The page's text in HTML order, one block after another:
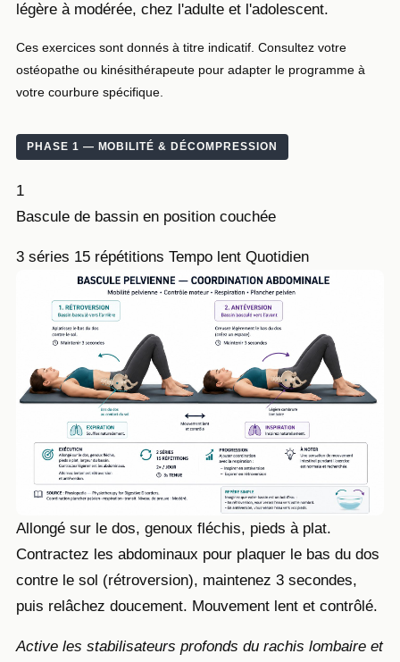
légère à modérée, chez l'adulte et l'adolescent.
Ces exercices sont donnés à titre indicatif. Consultez votre
ostéopathe ou kinésithérapeute pour adapter le programme à
votre courbure spécifique.
PHASE 1 — MOBILITÉ & DÉCOMPRESSION
1
Bascule de bassin en position couchée
3 séries 15 répétitions Tempo lent Quotidien
Allongé sur le dos, genoux fléchis, pieds à plat.
Contractez les abdominaux pour plaquer le bas du dos
contre le sol (rétroversion), maintenez 3 secondes,
puis relâchez doucement. Mouvement lent et contrôlé.
Active les stabilisateurs profonds du rachis lombaire et